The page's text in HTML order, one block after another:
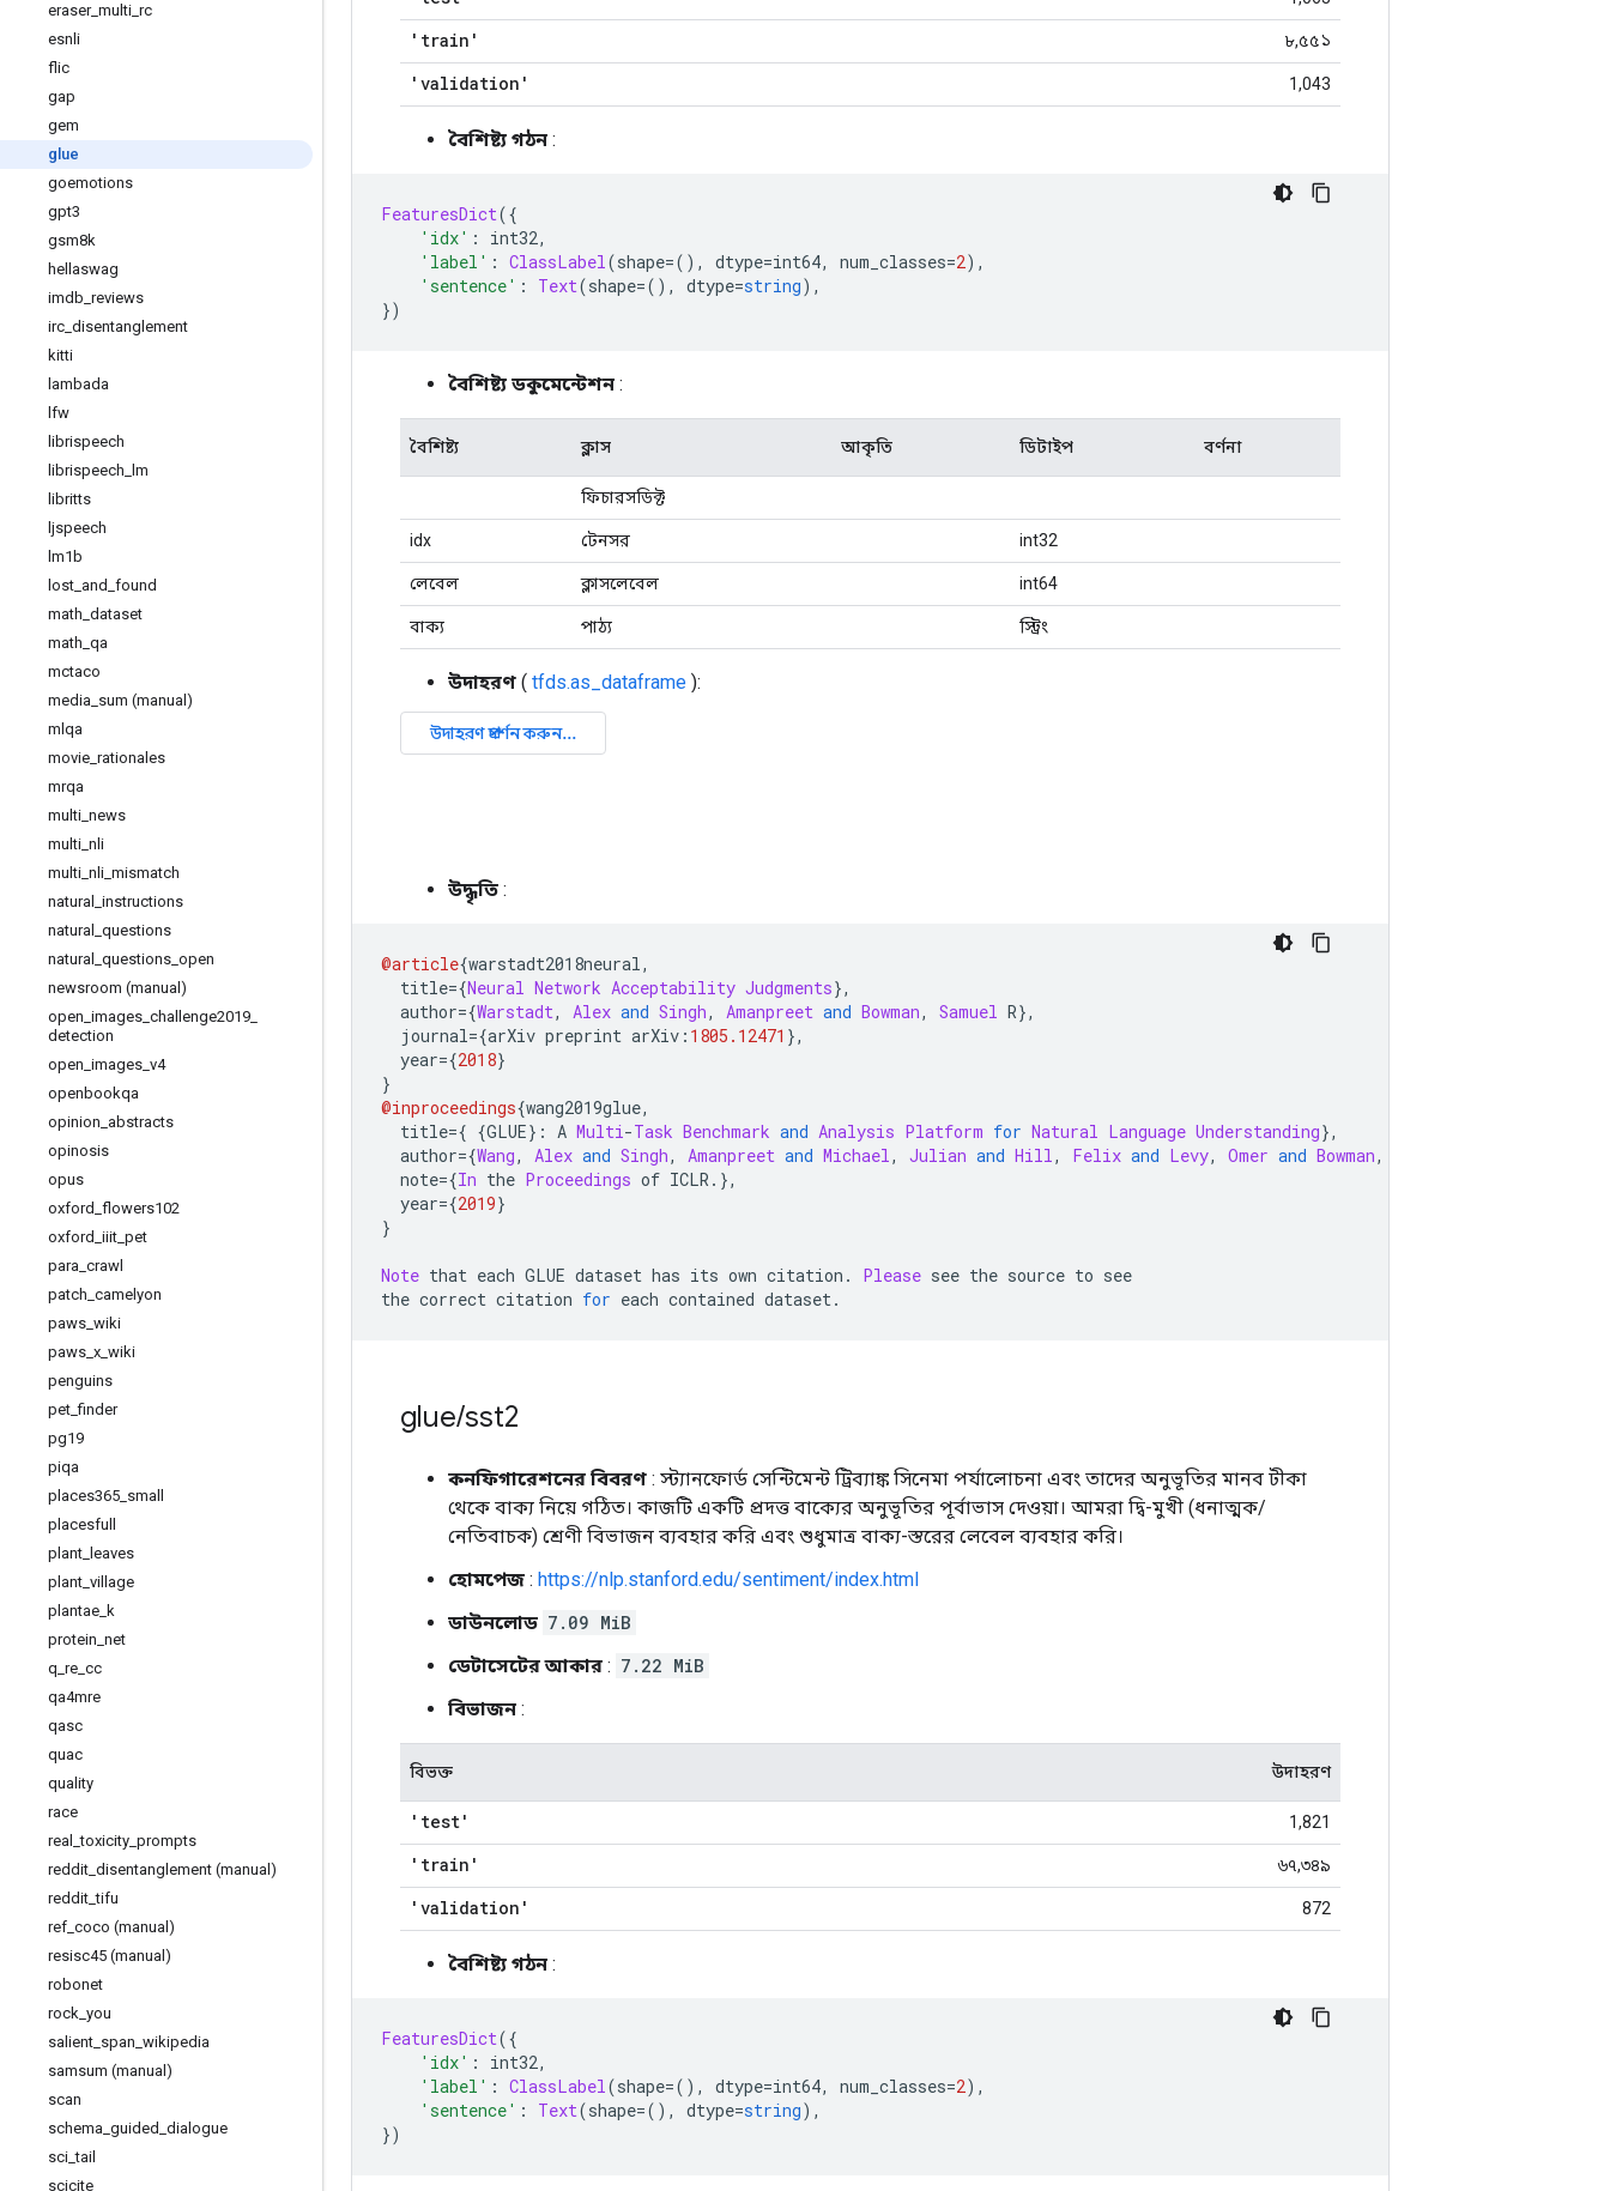
eraser_ multi rc
esnli
flic
gap
gem
glue
goemotions
gpt3
gsm8k
hellaswag
imdb reviews
irc disentanglement
kitti
lambada
lfw
librispeech
librispeech
lm
libritts
ljspeech
lm1b
lost and found
math dataset
math qa
mctaco
media sum (manual)
mlqa
movie rationales
mrqa
multi news
multi nli
multi nli mismatch
natural
instructions
natural
questions
natural
questions open
newsroom (manual)
open images challenge2019
detection
open images v4
openbookqa
opinion abstracts
opinosis
opus
oxford flowers102
oxford iiit pet
para crawl
patch camelyon
paws wiki
paws x wiki
penguins
pet _finder
pg19
piqa
places365 small
placesfull
plant leaves
plant village
plantae k
protein net
q re cc
qa4mre
qasc
quac
quality
race
real _toxicity prompts
reddit disentanglement (manual)
reddit _tifu
ref coco (manual)
resisc45 (manual)
robonet
rock you
salient span wikipedia
samsum (manual)
scan
schema guided dialogue
sci _tail
scicite
'train' ৮,৫৫১
'validation' 1,043
বৈশিষ্ট্য গঠন :
FeaturesDict({
'idx' : int32,
'label' : ClassLabel(shape=(), dtype=int64, num_classes=2),
'sentence' : Text(shape=(), dtype=string),
})
বৈশিষ্ট্য ডকুমেন্টেশন :
বৈশিষ্ট্য ক্লাস আকৃতি ডিটাইপ বর্ণনা
ফিচারসডিক্ট
idx টেনসর int32
লেবেল ক্লাসলেবেল int64
বাক্য পাঠ্য স্ট্রিং
উদাহরণ ( tfds.as_dataframe ):
উদ্ধৃতি :
@article{warstadt2018neural,
title={Neural Network Acceptability Judgments},
author={Warstadt, Alex and Singh, Amanpreet and Bowman, Samuel R},
journal={arXiv preprint arXiv : 1805.12471 },
year={2018}
}
@inproceedings{wang2019glue,
title={ {GLUE}: A Multi-Task Benchmark and Analysis Platform for Natural Language Understanding},
author={Wang, Alex and Singh, Amanpreet and Michael, Julian and Hill, Felix and Levy, Omer and Bowman,
note={In the Proceedings of ICLR .},
year={2019}
}
Note that each GLUE dataset has its own citation . Please see the source to see
the correct citation for each contained dataset.
glue/sst2
কনফিগারেশনের বিবরণ : স্ট্যানফোর্ড সেন্টিমেন্ট ট্রিব্যাঙ্ক সিনেমা পর্যালোচনা এবং তাদের অনুভূতির মানব টীকা
থেকে বাক্য নিয়ে গঠিত। কাজটি একটি প্রদত্ত বাক্যের অনুভূতির পূর্বাভাস দেওয়া। আমরা দ্বি-মুখী (ধনাত্মক/
নেতিবাচক) শ্রেণী বিভাজন ব্যবহার করি এবং শুধুমাত্র বাক্য-স্তরের লেবেল ব্যবহার করি।
হোমপেজ : https://nlp.stanford.edu/sentiment/index.html
ডাউনলোড 7.09 MiB
ডেটাসেটের আকার : 7.22 MiB
বিভাজন :
বিভক্ত উদাহরণ
'test' 1,821
'train' ৬৭,৩৪৯
'validation' 872
বৈশিষ্ট্য গঠন :
FeaturesDict({
'idx' : int32,
'label' : ClassLabel(shape=(), dtype=int64, num_classes=2),
'sentence' : Text(shape=(), dtype=string),
})